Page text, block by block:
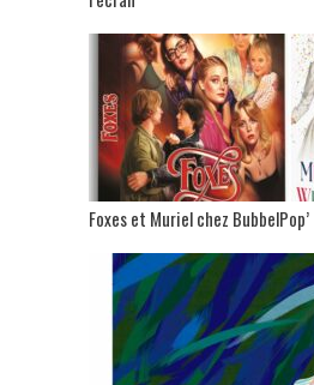
Foxes et Muriel chez BubbelPop’